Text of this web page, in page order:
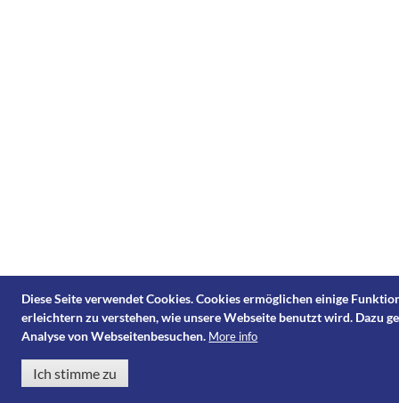
Diese Seite verwendet Cookies. Cookies ermöglichen einige
erleichtern zu verstehen, wie unsere Webseite benutzt wird. Dazu
Analyse von Webseitenbesuchen. More info
Ich stimme zu